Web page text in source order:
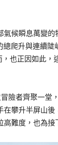
候瞬息萬變
爬升與連續
也正因如此，
險者齊聚一堂
攀升半屏山
難度，也為接